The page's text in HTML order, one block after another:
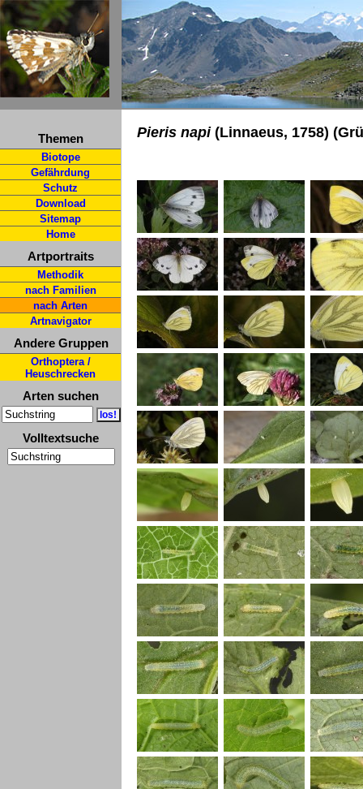
Themen
Biotope
Gefährdung
Schutz
Download
Sitemap
Home
Artportraits
Methodik
nach Familien
nach Arten
Artnavigator
Andere Gruppen
Orthoptera /
Heuschrecken
Arten suchen
Volltextsuche
Pieris napi(Linnaeus, 1758)